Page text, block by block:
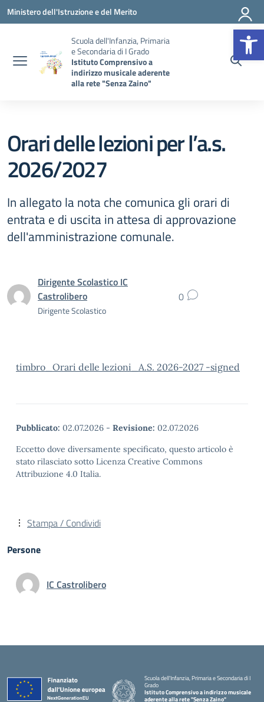
Vai ai contenuti
Vai al menu di navigazione
Vai al footer
Ministero dell'Istruzione e del Merito
Scuola dell'Infanzia, Primaria
e Secondaria di I Grado
Istituto Comprensivo a
indirizzo musicale aderente
alla rete "Senza Zaino"
Orari delle lezioni per l’a.s.
2026/2027
In allegato la nota che comunica gli orari di
entrata e di uscita in attesa di approvazione
dell'amministrazione comunale.
Dirigente Scolastico IC
Castrolibero
Dirigente Scolastico
0
timbro_Orari delle lezioni_A.S. 2026-2027 -signed
Pubblicato: 02.07.2026 - Revisione: 02.07.2026
Eccetto dove diversamente specificato, questo articolo è
stato rilasciato sotto Licenza Creative Commons
Attribuzione 4.0 Italia.
Stampa / Condividi
Persone
IC Castrolibero
Scuola dell'Infanzia, Primaria e Secondaria di I
Grado
Istituto Comprensivo a indirizzo musicale
aderente alla rete "Senza Zaino"